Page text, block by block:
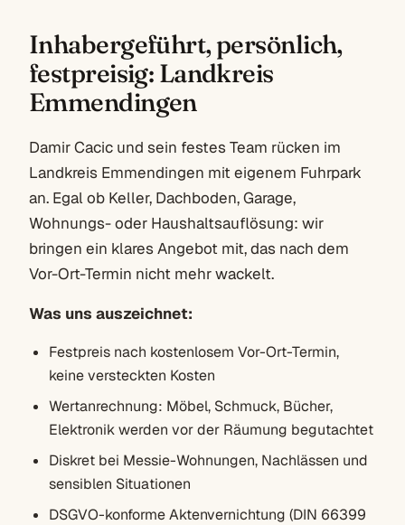
Inhabergeführt, persönlich,
festpreisig: Landkreis
Emmendingen
Damir Cacic und sein festes Team rücken im
Landkreis Emmendingen mit eigenem Fuhrpark
an. Egal ob Keller, Dachboden, Garage,
Wohnungs- oder Haushaltsauflösung: wir
bringen ein klares Angebot mit, das nach dem
Vor-Ort-Termin nicht mehr wackelt.
Was uns auszeichnet:
Festpreis nach kostenlosem Vor-Ort-Termin,
keine versteckten Kosten
Wertanrechnung: Möbel, Schmuck, Bücher,
Elektronik werden vor der Räumung begutachtet
Diskret bei Messie-Wohnungen, Nachlässen und
sensiblen Situationen
DSGVO-konforme Aktenvernichtung (DIN 66399